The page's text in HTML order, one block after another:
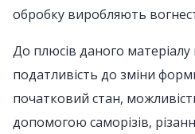
обробку виробляють
До плюсів даного
податливість до зміни
початковий стан,
допомогою саморізів,